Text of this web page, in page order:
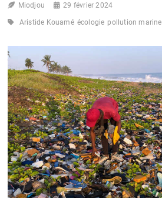
GESTION
Miodjou 29 février 2024
Aristide Kouamé écologie pollution marine